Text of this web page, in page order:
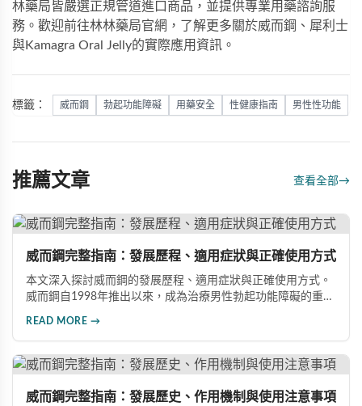
林藥局皆嚴選正規管道進口商品，並提供專業用藥諮詢服
務。歡迎前往林林藥局官網，了解更多關於威而鋼 、 犀利士
與Kamagra Oral Jelly的實際應用資訊。
標籤： 威而鋼 勃起功能障礙 用藥安全 性健康指南 男性性功能
推薦文章 查看全部→
威而鋼完整指南：發展歷程、適用症狀與正確使用方式
本文深入探討威而鋼的發展歷程、適用症狀與正確使用方式。
威而鋼自1998年推出以來，成為治療男性勃起功能障礙的重要
指導下做出明智決定。
READ MORE →
威而鋼完整指南：發展歷史、作用機制與使用注意事項